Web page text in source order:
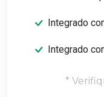
Integrado
Integrado
*